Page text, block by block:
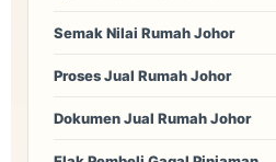
Semak Nilai Rumah Johor
Proses Jual Rumah Johor
Dokumen Jual Rumah Johor